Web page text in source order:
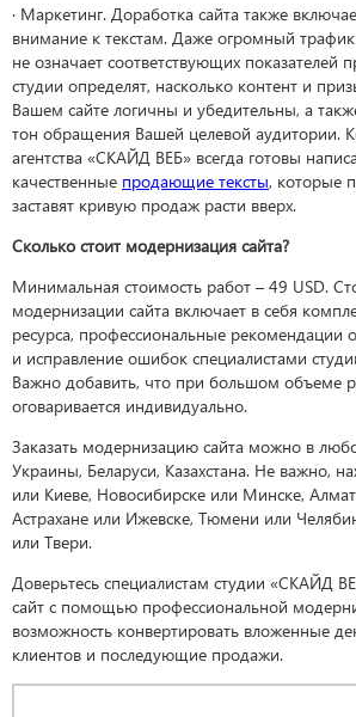
· Маркетинг. Доработка сайта также
внимание к текстам. Даже огромный трафик
не означает соответствующих показателей
студии определят, насколько контент и
Вашем сайте логичны и убедительны, а
тон обращения Вашей целевой аудитории.
агентства «СКАЙД ВЕБ» всегда готовы
качественные продающие тексты, которые
заставят кривую продаж расти вверх.
Сколько стоит модернизация сайта?
Минимальная стоимость работ – 49 USD.
модернизации сайта включает в себя
ресурса, профессиональные рекомендации
и исправление ошибок специалистами
Важно добавить, что при большом объеме
оговаривается индивидуально.
Заказать модернизацию сайта можно в
Украины, Беларуси, Казахстана. Не важно,
или Киеве, Новосибирске или Минске,
Астрахане или Ижевске, Тюмени или
или Твери.
Доверьтесь специалистам студии «СКАЙД
сайт с помощью профессиональной
возможность конвертировать вложенные
клиентов и последующие продажи.